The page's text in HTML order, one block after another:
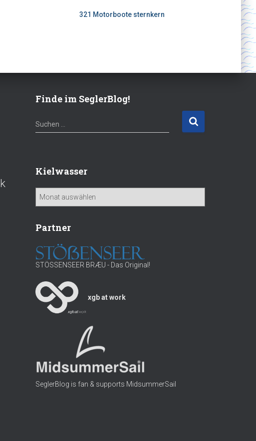
321 Motorboote sternkern
Finde im SeglerBlog!
S
u
n
n
c
:
Suchen …
Kielwasser
i
l
a
s
s
r
Partner
STÖSSENSEER BRÆU - Das Original!
xgb at work
SeglerBlog is fan & supports MidsummerSail